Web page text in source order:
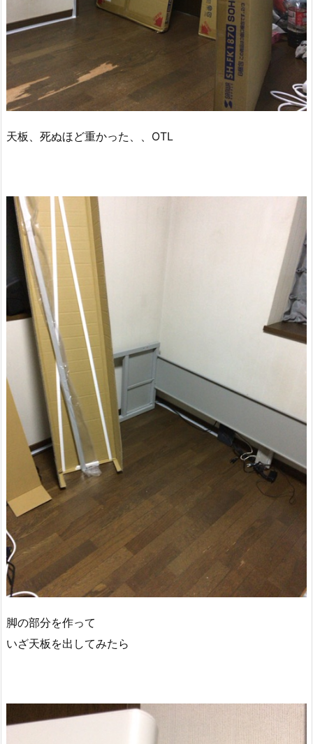
天板、死ぬほど重かった、、OTL
脚の部分を作って
いざ天板を出してみたら